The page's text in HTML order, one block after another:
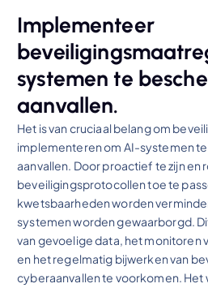
Implementeer
systemen te
aanvallen.
Het is van cruciaal belang om
implementeren om AI-systemen
aanvallen. Door proactief te zijn en
beveiligingsprotocollen toe te
kwetsbaarheden worden
systemen worden gewaarborgd.
van gevoelige data, het monitoren
en het regelmatig bijwerken van
cyberaanvallen te voorkomen. Het